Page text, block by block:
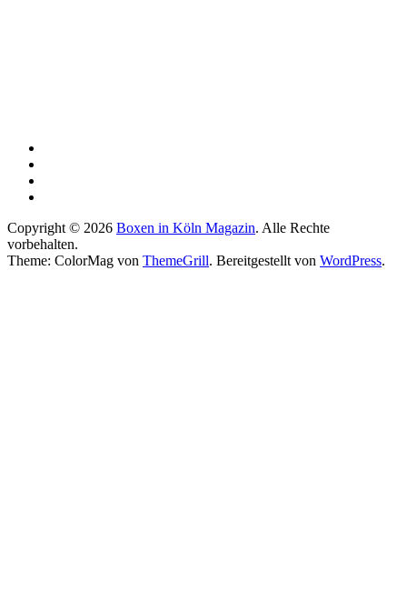
Copyright © 2026 Boxen in Köln Magazin. Alle Rechte
vorbehalten.
Theme: ColorMag von ThemeGrill. Bereitgestellt von WordPress.